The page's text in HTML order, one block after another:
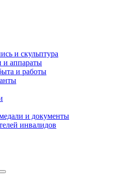
и скульптура
и аппараты
и работы
и документы
инвалидов